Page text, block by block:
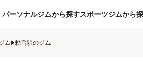
パーソナルジムから探すスポーツジムから
ム 勅旨駅のジム